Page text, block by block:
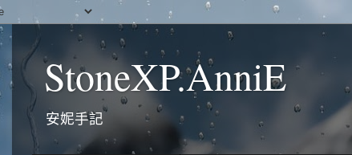
StoneXP.AnniE
安妮手記